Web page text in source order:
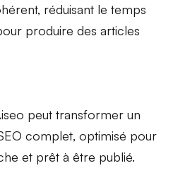
réduisant le temps
produire des articles
peut transformer un
complet, optimisé pour
et prêt à être publié.